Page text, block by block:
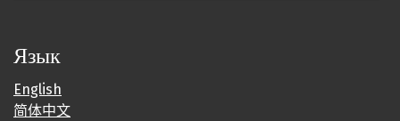
Язык
English
简体中文